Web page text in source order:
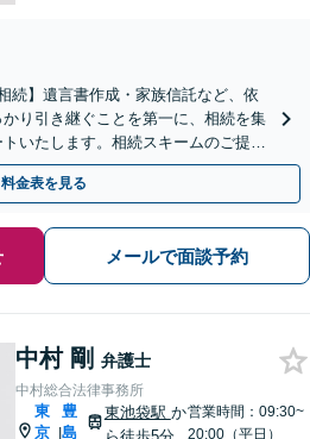
続】遺言書作成・家族信託など、依
り引き継ぐことを第一に、相続を集
いたします。相続スキームのご提案
応させていただきます。
料金表を見る
メールで面談予約
中村 剛 弁護士
中村総合法律事務所
東
京 |
豊
島
東池袋駅 か営業時間：09:30~
20:00（平日）